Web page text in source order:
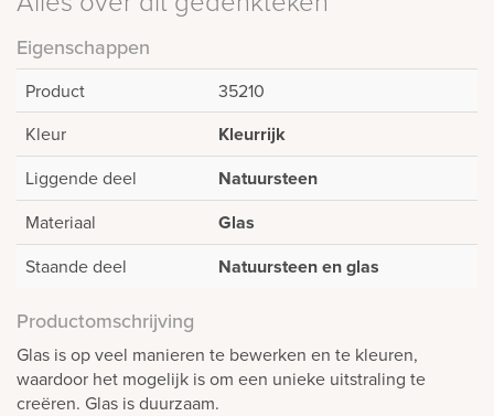
Eigenschappen
Product
35210
Kleur
Kleurrijk
Liggende deel Natuursteen
Materiaal Glas
Staande deel Natuursteen en glas
Productomschrijving
Glas is op veel manieren te bewerken en te kleuren,
waardoor het mogelijk is om een unieke uitstraling te
creëren. Glas is duurzaam.